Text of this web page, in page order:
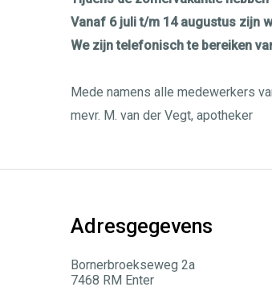
Vanaf 6 juli t/m 14 augustus zijn
We zijn telefonisch te bereiken
Mede namens alle medewerkers
mevr. M. van der Vegt, apotheker
Adresgegevens
Bornerbroekseweg 2a
7468 RM Enter